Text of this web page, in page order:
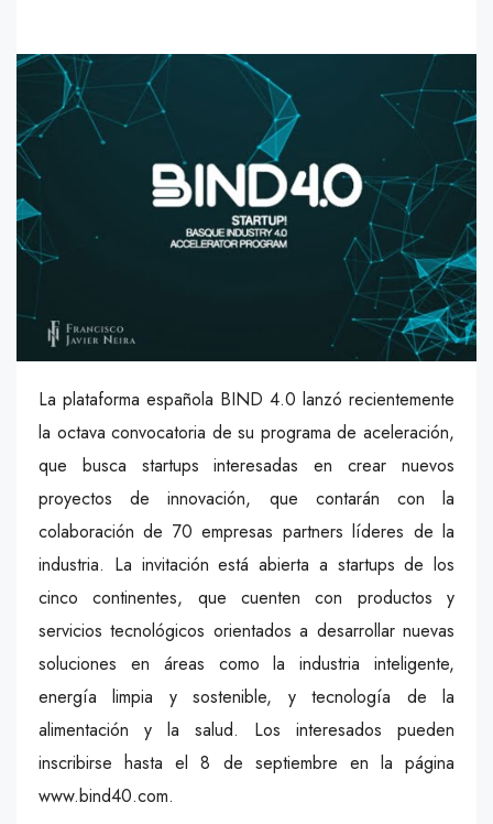
La plataforma española BIND 4.0 lanzó recientemente
la octava convocatoria de su programa de aceleración,
que busca startups interesadas en crear nuevos
proyectos de innovación, que contarán con la
colaboración de 70 empresas partners líderes de la
industria. La invitación está abierta a startups de los
cinco continentes, que cuenten con productos y
servicios tecnológicos orientados a desarrollar nuevas
soluciones en áreas como la industria inteligente,
energía limpia y sostenible, y tecnología de la
alimentación y la salud. Los interesados pueden
inscribirse hasta el 8 de septiembre en la página
www.bind40.com.